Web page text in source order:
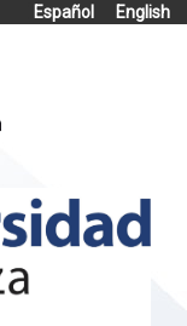
Español
English